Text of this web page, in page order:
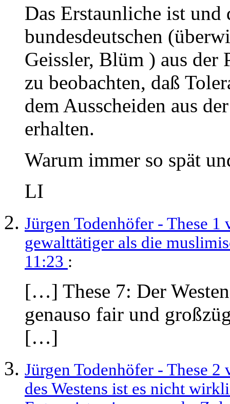
Das Erstaunliche ist und
bundesdeutschen
Geissler, Blüm ) aus der
zu beobachten, daß
dem Ausscheiden aus
erhalten.
Warum immer so spät
LI
Jürgen Todenhöfer - These
gewalttätiger als die
11:23 :
[…] These 7: Der
genauso fair und
[…]
Jürgen Todenhöfer - These
des Westens ist es nicht